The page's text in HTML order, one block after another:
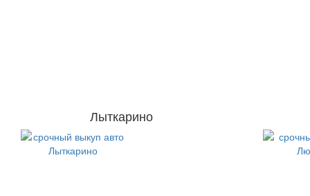
Лыткарино